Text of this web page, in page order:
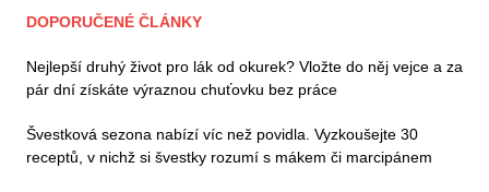
DOPORUČENÉ ČLÁNKY
Nejlepší druhý život pro lák od okurek? Vložte do něj vejce a za
pár dní získáte výraznou chuťovku bez práce
Švestková sezona nabízí víc než povidla. Vyzkoušejte 30
receptů, v nichž si švestky rozumí s mákem či marcipánem